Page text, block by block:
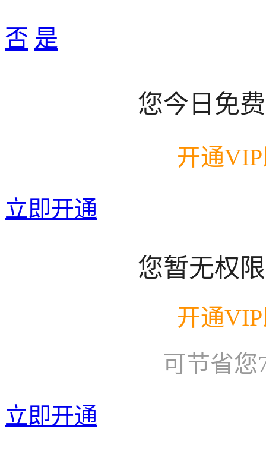
否 是
您今日免
开通
立即开通
您暂无权
开通
可节省您
立即开通